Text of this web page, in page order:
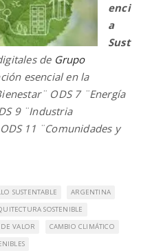
enci
a
Sust
de Grupo
esencial en la
ODS 7 ¨Energía
9 ¨Industria
11 ¨Comunidades y
SUSTENTABLE
ARGENTINA
SOSTENIBLE
VALOR
CAMBIO CLIMÁTICO